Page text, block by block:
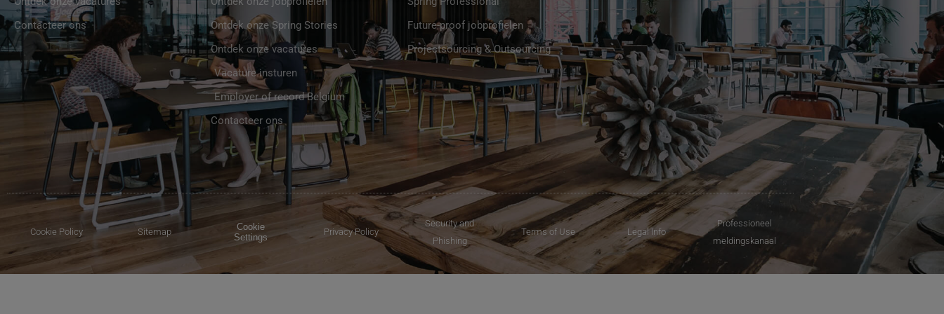
Contacteer ons
Ontdek onze Spring Stories
Ontdek onze vacatures
Vacature insturen
Employer of record Belgium
Contacteer ons
Future-proof jobprofielen
Projectsourcing & Outsourcing
Cookie Policy Sitemap
Cookie
Settings
Privacy Policy
Security and
Phishing
Terms of Use Legal Info
Professioneel
meldingskanaal